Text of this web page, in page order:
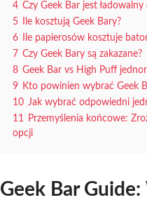
4 Czy Geek Bar jest
5
Ile kosztują Geek Bary?
6
Ile papierosów kosztuje
7 Czy Geek Bary są zakazane?
8 Geek Bar vs High Puff
9 Kto powinien wybrać Geek
10 Jak wybrać odpowiedni
11 Przemyślenia końcowe:
opcji
Geek Bar